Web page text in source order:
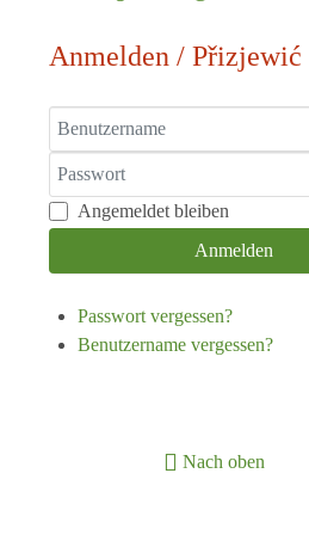
Anmelden / Přizjewić
Benutzername
Passwort
Angemeldet bleiben
Anmelden
Passwort vergessen?
Benutzername vergessen?
Nach oben